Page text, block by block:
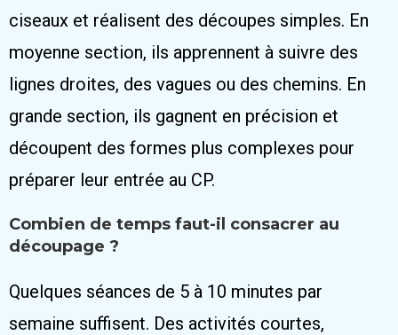
ciseaux et réalisent des découpes simples. En
moyenne section, ils apprennent à suivre des
lignes droites, des vagues ou des chemins. En
grande section, ils gagnent en précision et
découpent des formes plus complexes pour
préparer leur entrée au CP.
Combien de temps faut-il consacrer au
découpage ?
Quelques séances de 5 à 10 minutes par
semaine suffisent. Des activités courtes,